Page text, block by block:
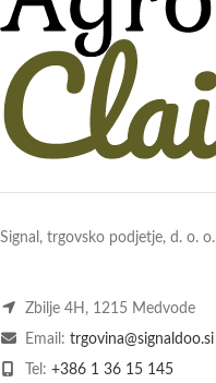
Signal, trgovsko podjetje, d. o. o.
Zbilje 4H, 1215 Medvode
Email: trgovina@signaldoo.si
Tel: +386 1 36 15 145